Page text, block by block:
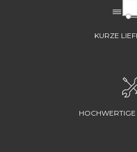
KURZE